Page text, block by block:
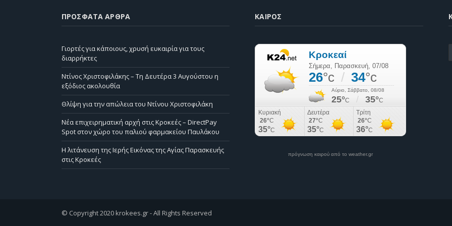
ΠΡΌΣΦΑΤΑ ΆΡΘΡΑ
Γιορτές για κάποιους, χρυσή ευκαιρία για τους
διαρρήκτες
Ντίνος Χριστοφιλάκης – Τη Δευτέρα 3 Αυγούστου η
εξόδιος ακολουθία
Θλίψη για την απώλεια του Ντίνου Χριστοφιλάκη
Νέα επιχειρηματική αρχή στις Κροκεές – DirectPay
Spot στον χώρο του παλιού φαρμακείου Παυλάκου
Η λιτάνευση της Ιερής Εικόνας της Αγίας Παρασκευής
στις Κροκεές
ΚΑΙΡΌΣ
πρόγνωση καιρού από το weather.gr
© Copyright 2020 krokees.gr - All Rights Reserved